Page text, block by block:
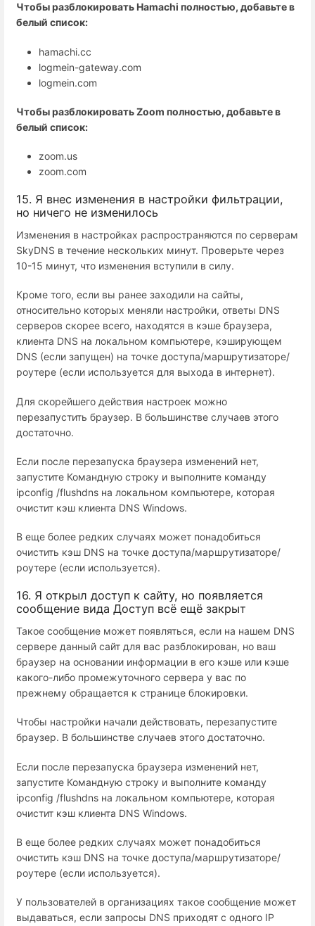
Чтобы разблокировать Hamachi полностью, добавьте в
белый список:
hamachi.cc
logmein-gateway.com
logmein.com
Чтобы разблокировать Zoom полностью, добавьте в
белый список:
zoom.us
zoom.com
15. Я внес изменения в настройки фильтрации,
но ничего не изменилось
Изменения в настройках распространяются по серверам
SkyDNS в течение нескольких минут. Проверьте через
10-15 минут, что изменения вступили в силу.
Кроме того, если вы ранее заходили на сайты,
относительно которых меняли настройки, ответы DNS
серверов скорее всего, находятся в кэше браузера,
клиента DNS на локальном компьютере, кэширующем
DNS (если запущен) на точке доступа/маршрутизаторе/
роутере (если используется для выхода в интернет).
Для скорейшего действия настроек можно
перезапустить браузер. В большинстве случаев этого
достаточно.
Если после перезапуска браузера изменений нет,
запустите Командную строку и выполните команду
ipconfig /flushdns на локальном компьютере, которая
очистит кэш клиента DNS Windows.
В еще более редких случаях может понадобиться
очистить кэш DNS на точке доступа/маршрутизаторе/
роутере (если используется).
16. Я открыл доступ к сайту, но появляется
сообщение вида Доступ всё ещё закрыт
Такое сообщение может появляться, если на нашем DNS
сервере данный сайт для вас разблокирован, но ваш
браузер на основании информации в его кэше или кэше
какого-либо промежуточного сервера у вас по
прежнему обращается к странице блокировки.
Чтобы настройки начали действовать, перезапустите
браузер. В большинстве случаев этого достаточно.
Если после перезапуска браузера изменений нет,
запустите Командную строку и выполните команду
ipconfig /flushdns на локальном компьютере, которая
очистит кэш клиента DNS Windows.
В еще более редких случаях может понадобиться
очистить кэш DNS на точке доступа/маршрутизаторе/
роутере (если используется).
У пользователей в организациях такое сообщение может
выдаваться, если запросы DNS приходят с одного IP